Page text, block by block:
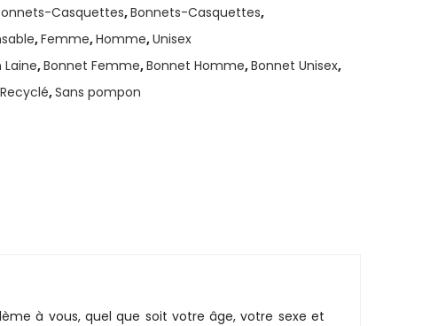
Casquettes,Bonnets-Casquettes,
,Femme,Homme,Unisex
,Bonnet Femme,Bonnet Homme,Bonnet Unisex,
,Sans pompon
à vous, quel que soit votre âge, votre sexe et